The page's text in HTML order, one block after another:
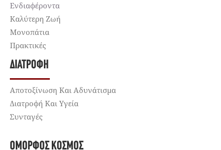
Ενδιαφέροντα
Καλύτερη Ζωή
Μονοπάτια
Πρακτικές
ΔΙΑΤΡΟΦΉ
Αποτοξίνωση Και Αδυνάτισμα
Διατροφή Και Υγεία
Συνταγές
ΌΜΟΡΦΟΣ ΚΌΣΜΟΣ